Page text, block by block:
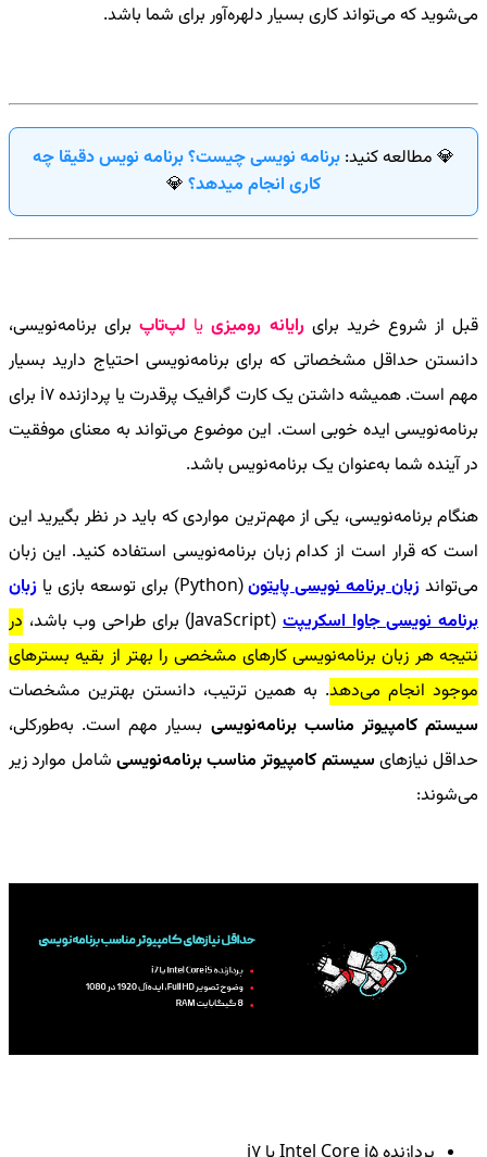
می‌شوید که می‌تواند کاری بسیار دلهره‌آور برای شما باشد.
💎 مطالعه کنید: برنامه نویسی چیست؟ برنامه نویس دقیقا چه
کاری انجام میدهد؟ 💎
قبل از شروع خرید برای رایانه رومیزی یا لپ‌تاپبرای برنامه‌نویسی،
دانستن حداقل مشخصاتی که برای برنامه‌نویسی احتیاج دارید بسیار
مهم است. همیشه داشتن یک کارت گرافیک پرقدرت یا پردازندهi7 برای
برنامه‌نویسی ایده خوبی است. این موضوع می‌تواند به معنای موفقیت
در آینده شما به‌عنوان یک برنامه‌نویس باشد.
هنگام برنامه‌نویسی، یکی از مهم‌ترین مواردی که باید در نظر بگیرید این
است که قرار است از کدام زبان برنامه‌نویسی استفاده کنید. این زبان
می‌تواندزبان برنامه نویسی پایتون(
Python) برای توسعه بازی یا زبان
برنامه نویسی جاوا اسکریپت(
JavaScript) برای طراحی وب باشد، در
نتیجه هر زبان برنامه‌نویسی کارهای مشخصی را بهتر از بقیه بسترهای
موجود انجام می‌دهد. به همین ترتیب، دانستن بهترین مشخصات
سیستم کامپیوتر مناسب برنامه‌نویسی بسیار مهم است. به‌طورکلی،
حداقل نیازهای سیستم کامپیوتر مناسب برنامه‌نویسی شامل موارد زیر
می‌شوند: